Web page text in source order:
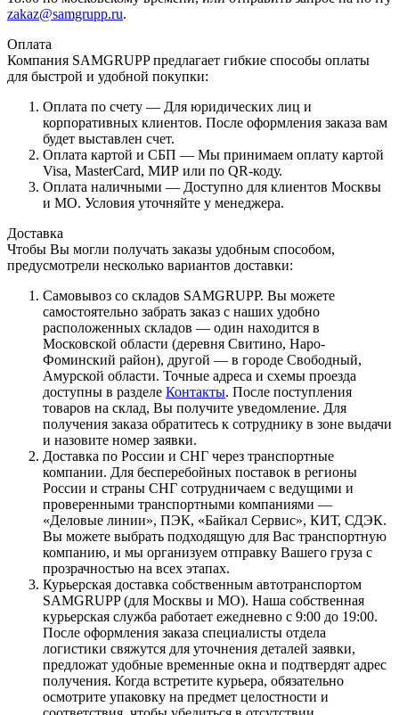
zakaz@samgrupp.ru.
Оплата
Компания SAMGRUPP предлагает гибкие способы оплаты
для быстрой и удобной покупки:
Оплата по счету — Для юридических лиц и
корпоративных клиентов. После оформления заказа вам
будет выставлен счет.
Оплата картой и СБП — Мы принимаем оплату картой
Visa, MasterCard, МИР или по QR-коду.
Оплата наличными — Доступно для клиентов Москвы
и МО. Условия уточняйте у менеджера.
Доставка
Чтобы Вы могли получать заказы удобным способом,
предусмотрели несколько вариантов доставки:
Самовывоз со складов SAMGRUPP. Вы можете
самостоятельно забрать заказ с наших удобно
расположенных складов — один находится в
Московской области (деревня Свитино, Наро-
Фоминский район), другой — в городе Свободный,
Амурской области. Точные адреса и схемы проезда
доступны в разделе Контакты. После поступления
товаров на склад, Вы получите уведомление. Для
получения заказа обратитесь к сотруднику в зоне выдачи
и назовите номер заявки.
Доставка по России и СНГ через транспортные
компании. Для бесперебойных поставок в регионы
России и страны СНГ сотрудничаем с ведущими и
проверенными транспортными компаниями —
«Деловые линии», ПЭК, «Байкал Сервис», КИТ, СДЭК.
Вы можете выбрать подходящую для Вас транспортную
компанию, и мы организуем отправку Вашего груза с
прозрачностью на всех этапах.
Курьерская доставка собственным автотранспортом
SAMGRUPP (для Москвы и МО). Наша собственная
курьерская служба работает ежедневно с 9:00 до 19:00.
После оформления заказа специалисты отдела
логистики свяжутся для уточнения деталей заявки,
предложат удобные временные окна и подтвердят адрес
получения. Когда встретите курьера, обязательно
осмотрите упаковку на предмет целостности и